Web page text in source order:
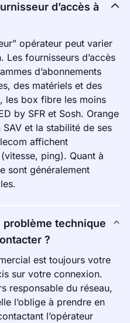
d’accès à
opérateur peut varier
Les fournisseurs d’accès
d’abonnements
des matériels et des
les box fibre les moins
by SFR et Sosh. Orange
et la stabilité de ses
affichent
ping). Quant à
sont généralement
problème technique
?
est toujours votre
sur votre connexion.
responsable du réseau,
l’oblige à prendre en
l’opérateur